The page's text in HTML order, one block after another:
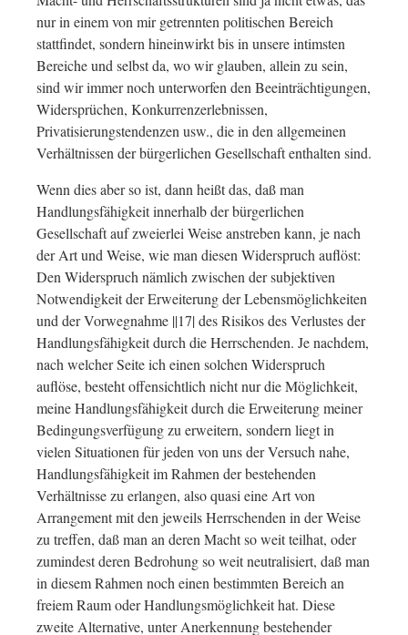
nur in einem von mir getrennten politischen Bereich
stattfindet, sondern hineinwirkt bis in unsere intimsten
Bereiche und selbst da, wo wir glauben, allein zu sein,
sind wir immer noch unterworfen den Beeinträchtigungen,
Widersprüchen, Konkurrenzerlebnissen,
Privatisierungstendenzen usw., die in den allgemeinen
Verhältnissen der bürgerlichen Gesellschaft enthalten sind.
Wenn dies aber so ist, dann heißt das, daß man
Handlungsfähigkeit innerhalb der bürgerlichen
Gesellschaft auf zweierlei Weise anstreben kann, je nach
der Art und Weise, wie man diesen Widerspruch auflöst:
Den Widerspruch nämlich zwischen der subjektiven
Notwendigkeit der Erweiterung der Lebensmöglichkeiten
und der Vorwegnahme ||17| des Risikos des Verlustes der
Handlungsfähigkeit durch die Herrschenden. Je nachdem,
nach welcher Seite ich einen solchen Widerspruch
auflöse, besteht offensichtlich nicht nur die Möglichkeit,
meine Handlungsfähigkeit durch die Erweiterung meiner
Bedingungsverfügung zu erweitern, sondern liegt in
vielen Situationen für jeden von uns der Versuch nahe,
Handlungsfähigkeit im Rahmen der bestehenden
Verhältnisse zu erlangen, also quasi eine Art von
Arrangement mit den jeweils Herrschenden in der Weise
zu treffen, daß man an deren Macht so weit teilhat, oder
zumindest deren Bedrohung so weit neutralisiert, daß man
in diesem Rahmen noch einen bestimmten Bereich an
freiem Raum oder Handlungsmöglichkeit hat. Diese
zweite Alternative, unter Anerkennung bestehender